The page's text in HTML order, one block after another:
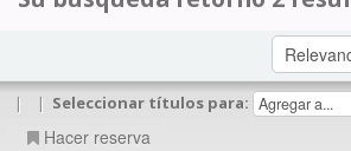
| | Seleccionar títulos para:
Hacer reserva